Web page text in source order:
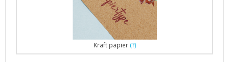
Kraft papier (?)